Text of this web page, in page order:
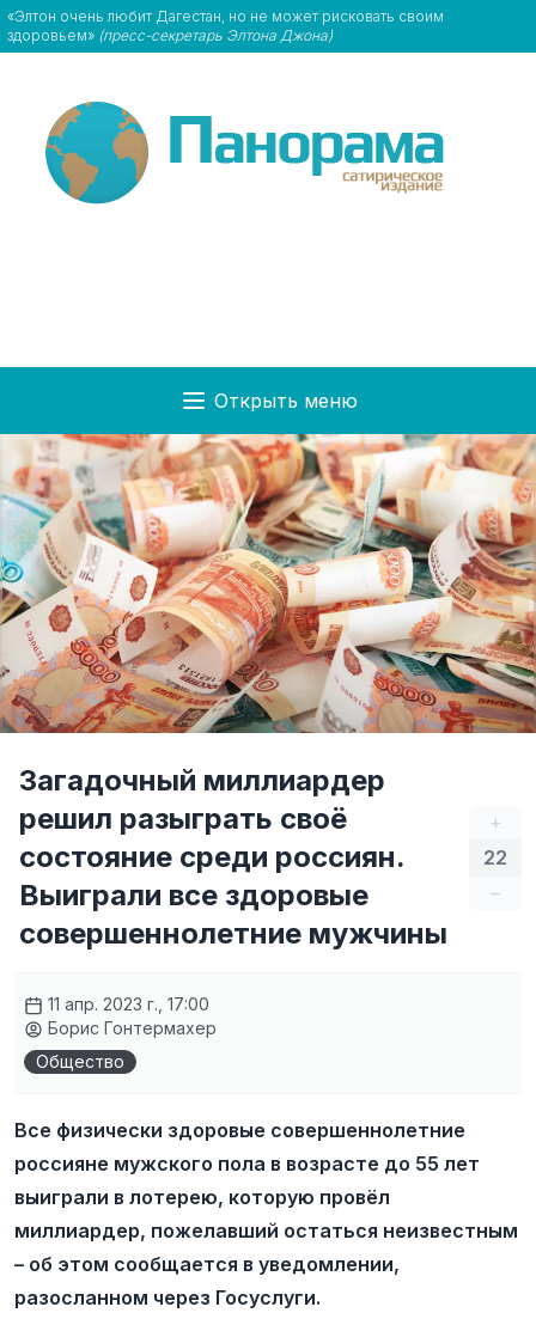
«Элтон очень любит Дагестан, но не может рисковать своим
здоровьем» (пресс-секретарь Элтона Джона)
Открыть меню
+
22
–
Загадочный миллиардер
решил разыграть своё
состояние среди россиян.
Выиграли все здоровые
совершеннолетние мужчины
11 апр. 2023 г., 17:00
Борис Гонтермахер
Общество
Все физически здоровые совершеннолетние
россияне мужского пола в возрасте до 55 лет
выиграли в лотерею, которую провёл
миллиардер, пожелавший остаться неизвестным
– об этом сообщается в уведомлении,
разосланном через Госуслуги.